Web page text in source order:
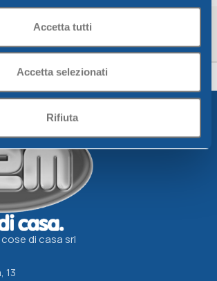
Accetta tutti
Accetta selezionati
Rifiuta
450 marmo rosa,
Bicchiere acqua
1,48€
di casa srl
13